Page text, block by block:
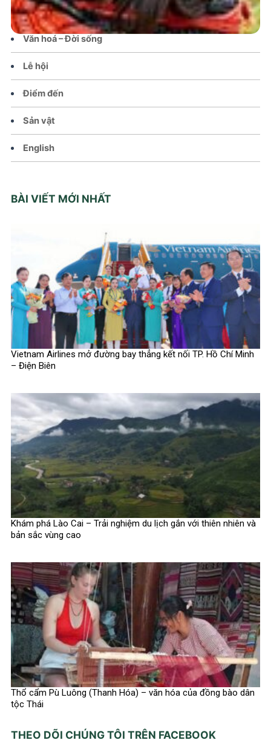
Chính sách
Văn hoá – Đời sống
Lễ hội
Điểm đến
Sản vật
English
BÀI VIẾT MỚI NHẤT
Vietnam Airlines mở đường bay thẳng kết nối TP. Hồ Chí Minh
– Điện Biên
Khám phá Lào Cai – Trải nghiệm du lịch gắn với thiên nhiên và
bản sắc vùng cao
Thổ cẩm Pù Luông (Thanh Hóa) – văn hóa của đồng bào dân
tộc Thái
THEO DÕI CHÚNG TÔI TRÊN FACEBOOK